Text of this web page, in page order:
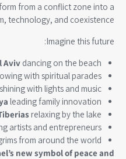
from a conflict zone into a
technology, and coexistence.
Imagine this future:
Avivdancing on the beach,
with spiritual parades,
with lights and music,
leading family innovation,
relaxing by the lake,
artists and entrepreneurs,
from around the world.
new symbol of peace and